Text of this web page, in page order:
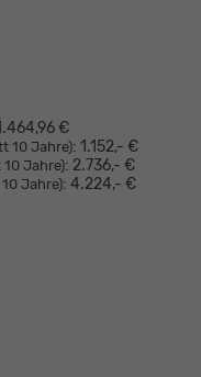
€
10 Jahre): 1.152,- €
Jahre): 2.736,- €
Jahre): 4.224,- €